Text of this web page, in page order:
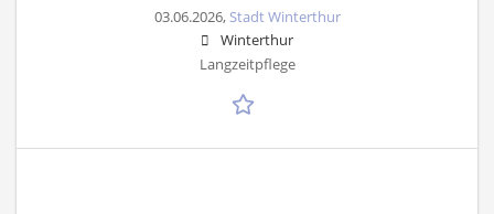
03.06.2026, Stadt Winterthur
Winterthur
Langzeitpflege